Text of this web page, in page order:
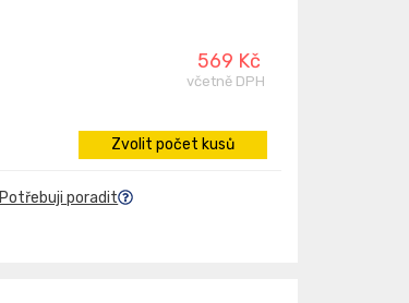
569 Kč
včetně DPH
Zvolit počet kusů
Potřebuji poradit